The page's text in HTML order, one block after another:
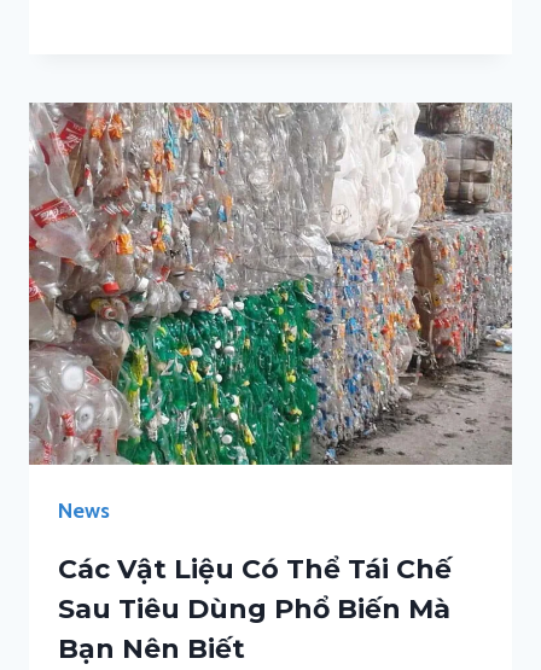
News
Các Vật Liệu Có Thể Tái Chế
Sau Tiêu Dùng Phổ Biến Mà
Bạn Nên Biết